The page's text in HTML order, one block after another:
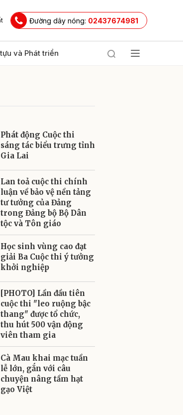
Đường dây nóng: 02437674981
và Phát triển
Phát động Cuộc thi
sáng tác biểu trưng tỉnh
Gia Lai
Lan toả cuộc thi chính
luận về bảo vệ nền tảng
tư tưởng của Đảng
trong Đảng bộ Bộ Dân
tộc và Tôn giáo
Học sinh vùng cao đạt
giải Ba Cuộc thi ý tưởng
khởi nghiệp
[PHOTO] Lần đầu tiên
cuộc thi "leo ruộng bậc
thang" được tổ chức,
thu hút 500 vận động
viên tham gia
Cà Mau khai mạc tuần
lễ lớn, gắn với câu
chuyện nâng tầm hạt
gạo Việt